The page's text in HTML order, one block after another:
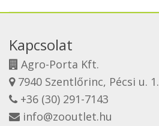
Kapcsolat
Agro-Porta Kft.
7940 Szentlőrinc, Pécsi u. 1.
+36 (30) 291-7143
info@zooutlet.hu